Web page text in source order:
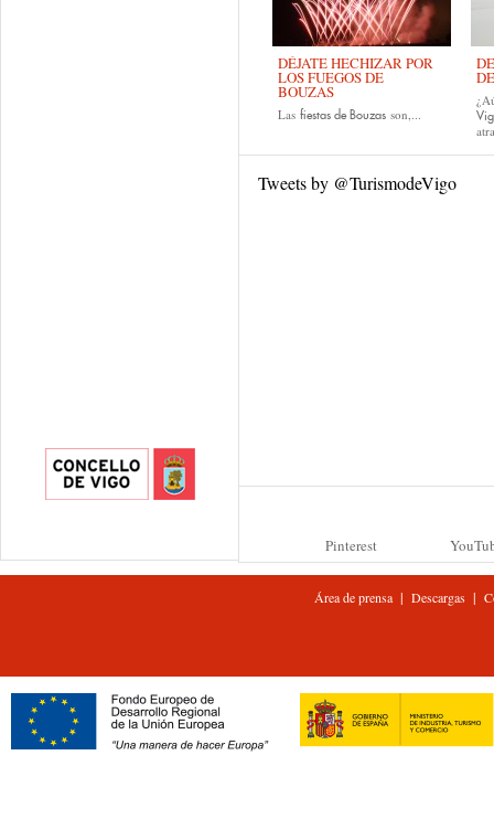
DÉJATE HECHIZAR POR
LOS FUEGOS DE
BOUZAS
Las fiestas de Bouzas son,...
Tweets by @TurismodeVigo
Pinterest
Área de prensa| Descargas|